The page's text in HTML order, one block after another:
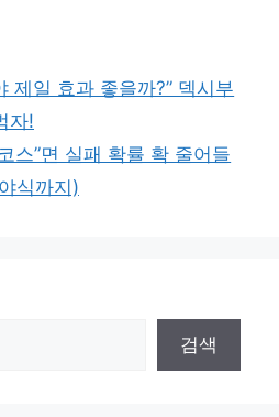
제일 효과 좋을까?” 덱시부
자!
스”면 실패 확률 확 줄어들
식까지)
검색